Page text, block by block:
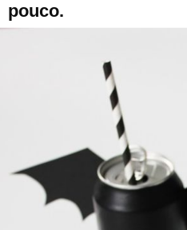
pouco.